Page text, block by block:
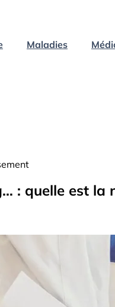
Maladies
: quelle est la